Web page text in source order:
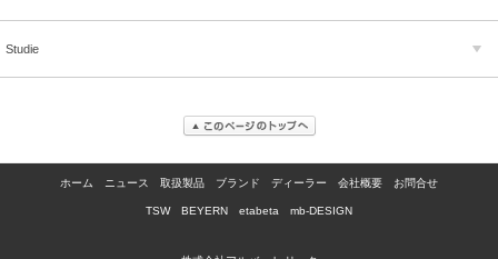
Studie
ホーム ニュース 取扱製品 ブランド ディーラー 会社概要 お問合せ
TSW BEYERN etabeta mb-DESIGN